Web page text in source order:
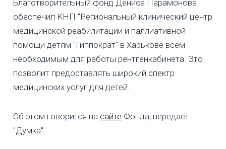
Благотворительный фонд Дениса Парамонова
обеспечил КНП "Региональный клинический центр
медицинской реабилитации и паллиативной
помощи детям "Гиппократ" в Харькове всем
необходимым для работы рентгенкабинета. Это
позволит предоставлять широкий спектр
медицинских услуг для детей.
Об этом говорится на сайте Фонда, передает
"Думка".